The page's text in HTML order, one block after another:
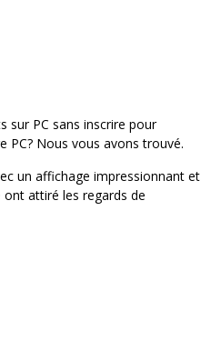
sur PC sans inscrire pour
Nous vous avons trouvé.
un affichage impressionnant et
attiré les regards de